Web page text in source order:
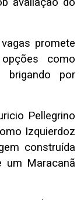
promete
como
brigando por
Pellegrino
Izquierdoz
construída
um Maracanã